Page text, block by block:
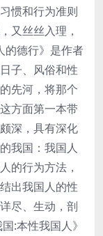
惯和行为准则
又丝丝入理，
的德行》是作者
子、风俗和性
先河，将那个
方面第一本带
深，具有深化
我国：我国人
的行为方法，
出我国人的性
尽、生动，剖
:本性我国人》